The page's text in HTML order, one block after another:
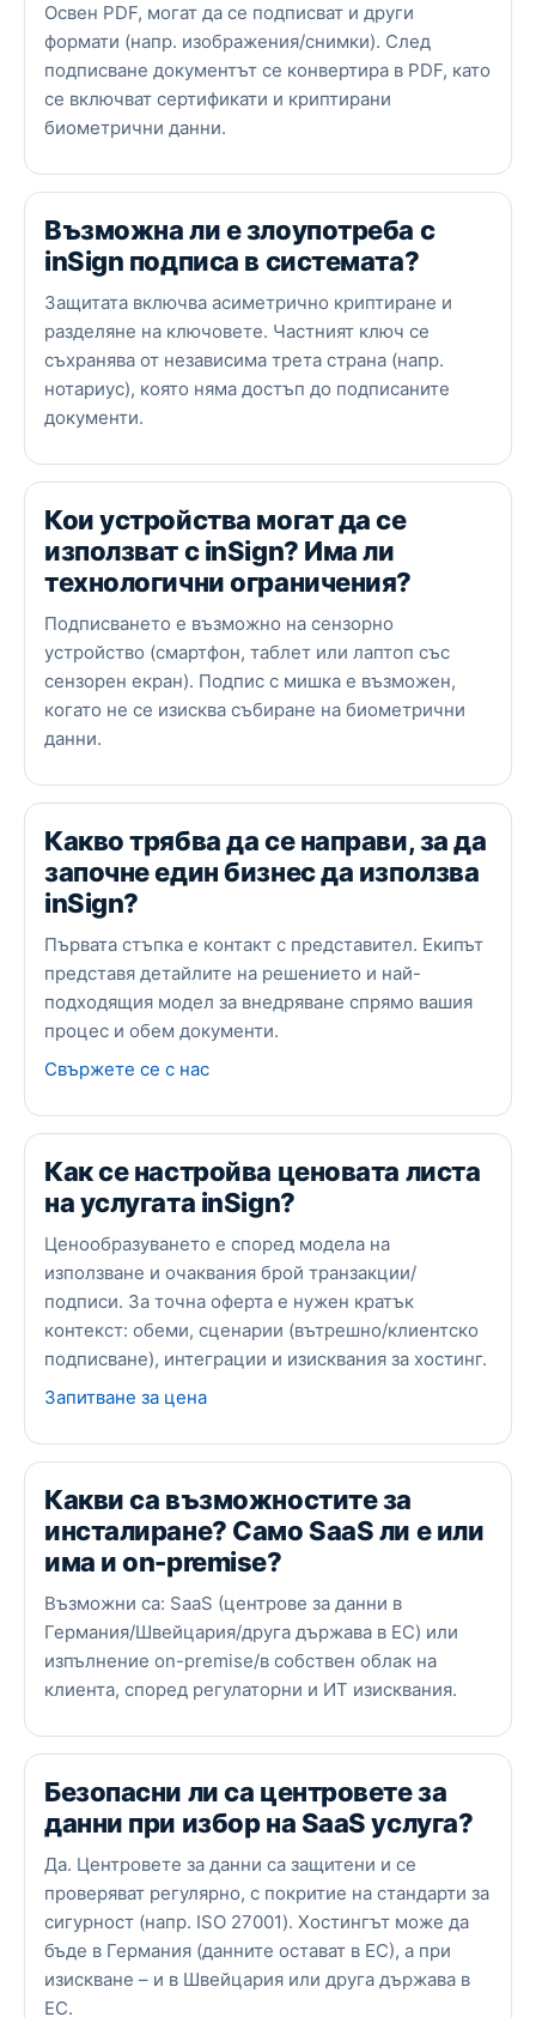
Освен PDF, могат да се подписват и други
формати (напр. изображения/снимки). След
подписване документът се конвертира в PDF, като
се включват сертификати и криптирани
биометрични данни.
Възможна ли е злоупотреба с
inSign подписа в системата?
Защитата включва асиметрично криптиране и
разделяне на ключовете. Частният ключ се
съхранява от независима трета страна (напр.
нотариус), която няма достъп до подписаните
документи.
Кои устройства могат да се
използват с inSign? Има ли
технологични ограничения?
Подписването е възможно на сензорно
устройство (смартфон, таблет или лаптоп със
сензорен екран). Подпис с мишка е възможен,
когато не се изисква събиране на биометрични
данни.
Какво трябва да се направи, за да
започне един бизнес да използва
inSign?
Първата стъпка е контакт с представител. Екипът
представя детайлите на решението и най-
подходящия модел за внедряване спрямо вашия
процес и обем документи.
Свържете се с нас
Как се настройва ценовата листа
на услугата inSign?
Ценообразуването е според модела на
използване и очаквания брой транзакции/
подписи. За точна оферта е нужен кратък
контекст: обеми, сценарии (вътрешно/клиентско
подписване), интеграции и изисквания за хостинг.
Запитване за цена
Какви са възможностите за
инсталиране? Само SaaS ли е или
има и on-premise?
Възможни са: SaaS (центрове за данни в
Германия/Швейцария/друга държава в ЕС) или
изпълнение on-premise/в собствен облак на
клиента, според регулаторни и ИТ изисквания.
Безопасни ли са центровете за
данни при избор на SaaS услуга?
Да. Центровете за данни са защитени и се
проверяват регулярно, с покритие на стандарти за
сигурност (напр. ISO 27001). Хостингът може да
бъде в Германия (данните остават в ЕС), а при
изискване – и в Швейцария или друга държава в
ЕС.